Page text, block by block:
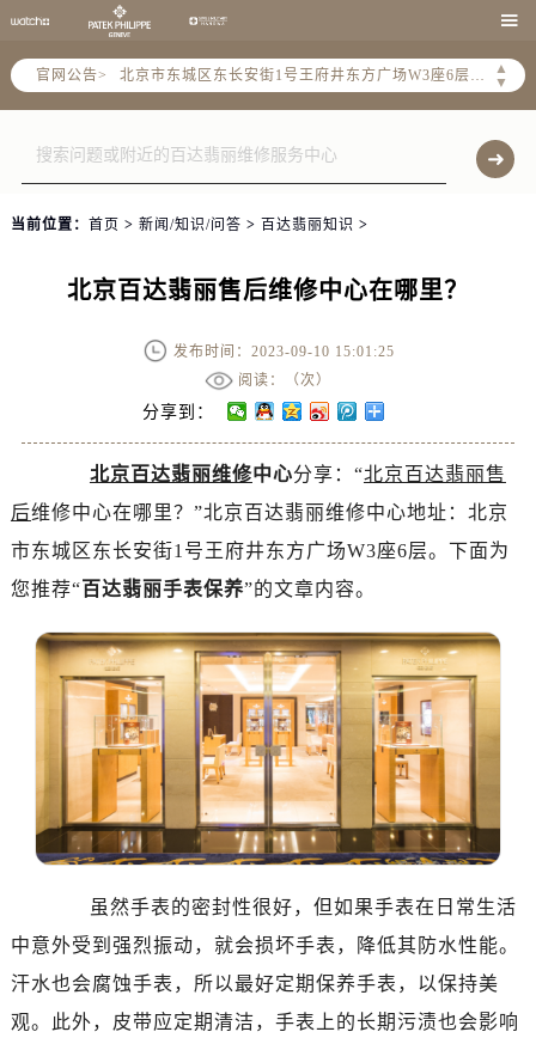

官网公告>
▲
▼
北京市东城区东长安街1号王府井东方广场W3座6层602室售后服务中心（需提前预约）
节假日正常营业！
当前位置： 首页 > 新闻/知识/问答 > 百达翡丽知识 >
北京百达翡丽售后维修中心在哪里？
发布时间：2023-09-10 15:01:25
阅读：（次）
分享到：
北京百达翡丽维修中心分享：“北京百达翡丽售
后维修中心在哪里？”北京百达翡丽维修中心地址：北京
市东城区东长安街1号王府井东方广场W3座6层。下面为
您推荐“百达翡丽手表保养”的文章内容。
虽然手表的密封性很好，但如果手表在日常生活
中意外受到强烈振动，就会损坏手表，降低其防水性能。
汗水也会腐蚀手表，所以最好定期保养手表，以保持美
观。此外，皮带应定期清洁，手表上的长期污渍也会影响